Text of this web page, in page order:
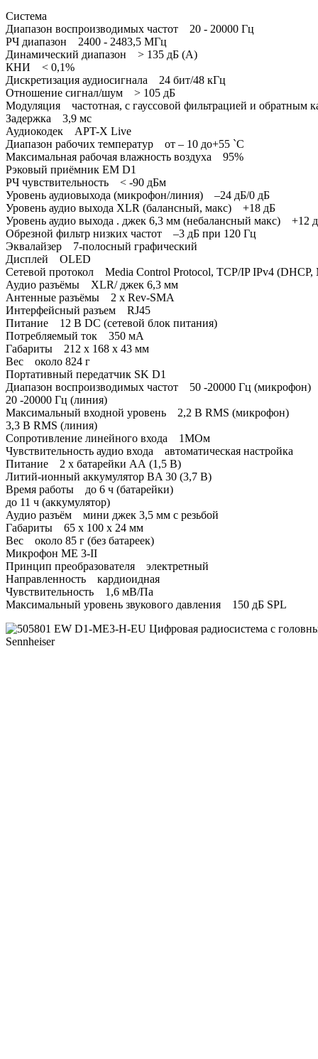
Система
Диапазон воспроизводимых частот 20 - 20000 Гц
РЧ диапазон 2400 - 2483,5 МГц
Динамический диапазон > 135 дБ (A)
КНИ < 0,1%
Дискретизация аудиосигнала 24 бит/48 кГц
Отношение сигнал/шум > 105 дБ
Модуляция частотная, с гауссовой фильтрацией и обратным
Задержка 3,9 мс
Аудиокодек APT-X Live
Диапазон рабочих температур от – 10 до+55 `C
Максимальная рабочая влажность воздуха 95%
Рэковый приёмник EM D1
РЧ чувствительность < -90 дБм
Уровень аудиовыхода (микрофон/линия) –24 дБ/0 дБ
Уровень аудио выхода XLR (балансный, макс) +18 дБ
Уровень аудио выхода . джек 6,3 мм (небалансный макс) +12
Обрезной фильтр низких частот –3 дБ при 120 Гц
Эквалайзер 7-полосный графический
Дисплей OLED
Сетевой протокол Media Control Protocol, TCP/IP IPv4 (DHCP,
Аудио разъёмы XLR/ джек 6,3 мм
Антенные разъёмы 2 x Rev-SMA
Интерфейсный разъем RJ45
Питание 12 В DC (сетевой блок питания)
Потребляемый ток 350 мА
Габариты 212 х 168 х 43 мм
Вес около 824 г
Портативный передатчик SK D1
Диапазон воспроизводимых частот 50 -20000 Гц (микрофон)
20 -20000 Гц (линия)
Максимальный входной уровень 2,2 В RMS (микрофон)
3,3 В RMS (линия)
Сопротивление линейного входа 1МОм
Чувствительность аудио входа автоматическая настройка
Питание 2 х батарейки АА (1,5 В)
Литий-ионный аккумулятор BA 30 (3,7 В)
Время работы до 6 ч (батарейки)
до 11 ч (аккумулятор)
Аудио разъём мини джек 3,5 мм с резьбой
Габариты 65 х 100 х 24 мм
Вес около 85 г (без батареек)
Микрофон ME 3-II
Принцип преобразователя электретный
Направленность кардиоидная
Чувствительность 1,6 мВ/Па
Максимальный уровень звукового давления 150 дБ SPL